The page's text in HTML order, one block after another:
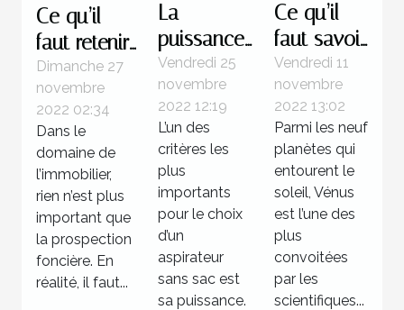
Ce qu’il
faut retenir
à propos
des
logiciels de
prospection
foncière
Dimanche 27
novembre
2022 02:34
Dans le
domaine de
l’immobilier,
rien n’est plus
important que
la prospection
foncière. En
réalité, il faut...
La
puissance
d’un
aspirateur
sans sac
Vendredi 25
novembre
2022 12:19
L’un des
critères les
plus
importants
pour le choix
d’un
aspirateur
sans sac est
sa puissance.
Ce qu’il
faut savoir
de la
planète
Vénus
Vendredi 11
novembre
2022 13:02
Parmi les neuf
planètes qui
entourent le
soleil, Vénus
est l’une des
plus
convoitées
par les
scientifiques...